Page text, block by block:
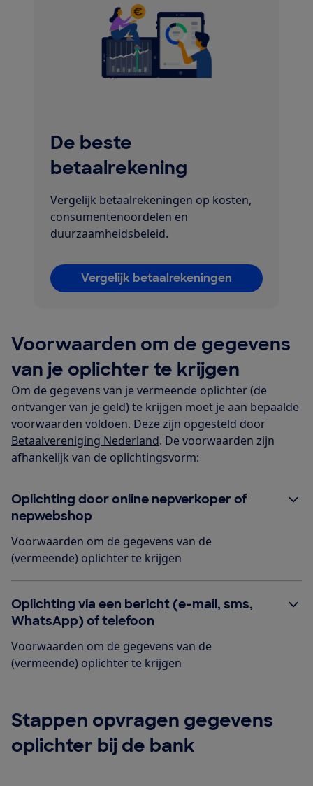
De beste
betaalrekening
Vergelijk betaalrekeningen op kosten,
consumentenoordelen en
duurzaamheidsbeleid.
Vergelijk betaalrekeningen
Voorwaarden om de gegevens
van je oplichter te krijgen
Om de gegevens van je vermeende oplichter (de
ontvanger van je geld) te krijgen moet je aan bepaalde
voorwaarden voldoen. Deze zijn opgesteld door
Betaalvereniging Nederland. De voorwaarden zijn
afhankelijk van de oplichtingsvorm:
Oplichting door online nepverkoper of
nepwebshop
Voorwaarden om de gegevens van de
(vermeende) oplichter te krijgen
Oplichting via een bericht (e-mail, sms,
WhatsApp) of telefoon
Voorwaarden om de gegevens van de
(vermeende) oplichter te krijgen
Stappen opvragen gegevens
oplichter bij de bank